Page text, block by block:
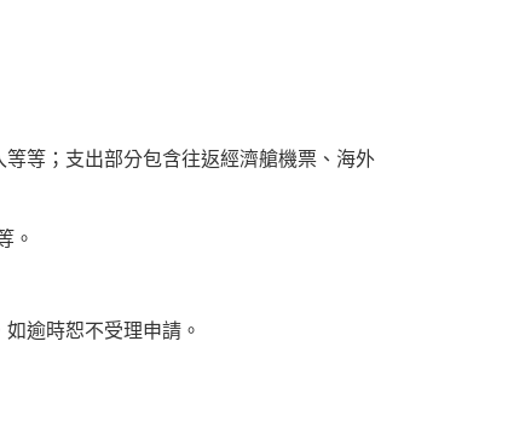
等；支出部分包含往返經濟艙機票、海外
。
逾時恕不受理申請。